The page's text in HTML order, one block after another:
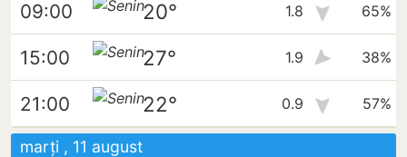
09:00 20° 1.8 65%
15:00 27° 1.9 38%
21:00 22° 0.9 57%
marți , 11 august